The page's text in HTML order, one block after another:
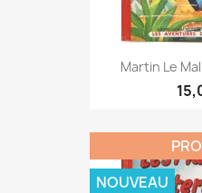
Martin Le
NOUVEAU